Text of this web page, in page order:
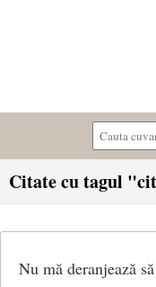
Citate cu tagul
Nu mă deranjează